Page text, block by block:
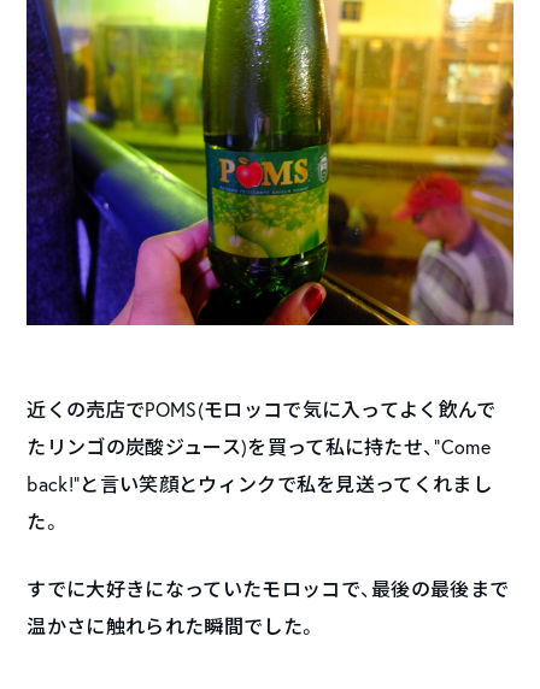
近くの売店でPOMS(モロッコで気に入ってよく飲んで
たリンゴの炭酸ジュース)を買って私に持たせ、”Come
back!”と言い笑顔とウィンクで私を見送ってくれまし
た。
すでに大好きになっていたモロッコで、最後の最後まで
温かさに触れられた瞬間でした。